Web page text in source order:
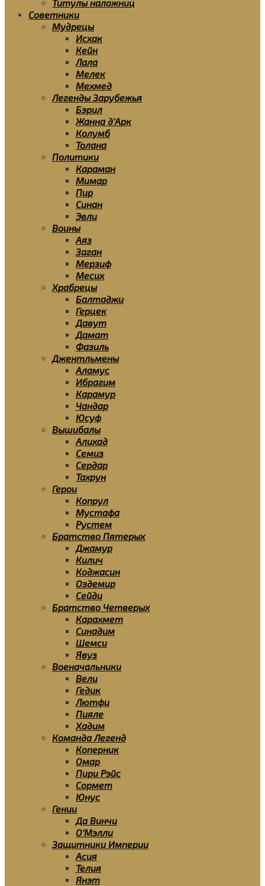
Титулы наложниц
Советники
Мудрецы
Исхак
Кейн
Лала
Мелек
Мехмед
Легенды Зарубежья
Бэрил
Жанна д’Арк
Колумб
Толана
Политики
Караман
Мимар
Пир
Синан
Эвли
Воины
Аяз
Заган
Мерзиф
Месих
Храбрецы
Балтаджи
Герцек
Давут
Дамат
Фазиль
Джентльмены
Аламус
Ибрагим
Карамур
Чандар
Юсуф
Вышибалы
Алихад
Семиз
Сердар
Тахрун
Герои
Копрул
Мустафа
Рустем
Братство Пятерых
Джамур
Килич
Коджасин
Оздемир
Сейди
Братство Четверых
Карахмет
Синадим
Шемси
Явуз
Военачальники
Вели
Гедик
Лютфи
Пияле
Хадим
Команда Легенд
Коперник
Омар
Пири Рэйс
Сормет
Юнус
Гении
Да Винчи
О’Мэлли
Защитники Империи
Асия
Телия
Янэт